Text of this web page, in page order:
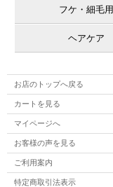
フケ・細毛用
ヘアケア
お店のトップへ戻る
カートを見る
マイページへ
お客様の声を見る
ご利用案内
特定商取引法表示